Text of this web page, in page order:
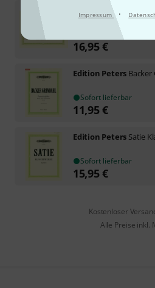
Impressum ·
Edition Peters
Sofort lieferbar
16,95€
Edition Peters Backer
Sofort lieferbar
11,95€
Edition Peters Satie
Sofort lieferbar
15,95€
Kostenloser
Alle Preise inkl.